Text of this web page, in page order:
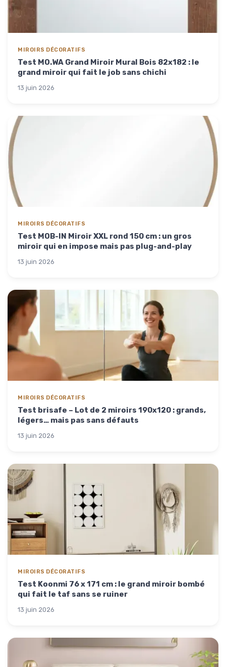
MIROIRS DÉCORATIFS
Test MO.WA Grand Miroir Mural Bois 82x182 : le
grand miroir qui fait le job sans chichi
13 juin 2026
MIROIRS DÉCORATIFS
Test MOB-IN Miroir XXL rond 150 cm : un gros
miroir qui en impose mais pas plug-and-play
13 juin 2026
MIROIRS DÉCORATIFS
Test brisafe – Lot de 2 miroirs 190x120 : grands,
légers… mais pas sans défauts
13 juin 2026
MIROIRS DÉCORATIFS
Test Koonmi 76 x 171 cm : le grand miroir bombé
qui fait le taf sans se ruiner
13 juin 2026